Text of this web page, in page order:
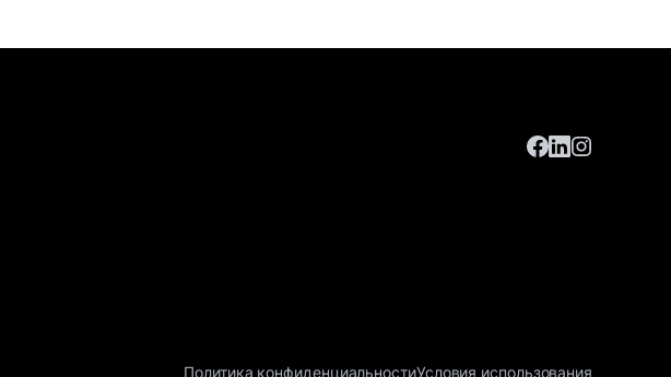
Политика конфиденциальностиУсловия использования